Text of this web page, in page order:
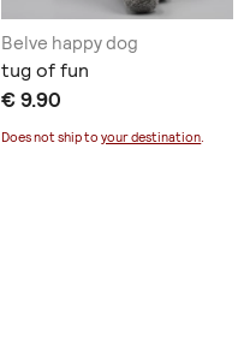
Belve happy dog
tug of fun
€ 9.90
Does not ship toyour destination.